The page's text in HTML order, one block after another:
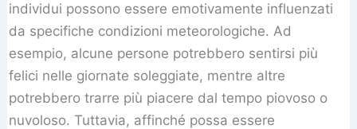
individui possono essere emotivamente influenzati
da specifiche condizioni meteorologiche. Ad
esempio, alcune persone potrebbero sentirsi più
felici nelle giornate soleggiate, mentre altre
potrebbero trarre più piacere dal tempo piovoso o
nuvoloso. Tuttavia, affinché possa essere